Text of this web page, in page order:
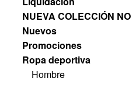
NUEVA COLECCIÓN
Nuevos
Promociones
Ropa deportiva
Hombre